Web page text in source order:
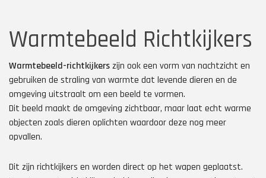
Warmtebeeld Richtkijkers
Warmtebeeld-richtkijkerszijn ook een vorm van nachtzicht en
gebruiken de straling van warmte dat levende dieren en de
omgeving uitstraalt om een beeld te vormen.
Dit beeld maakt de omgeving zichtbaar, maar laat echt warme
objecten zoals dieren oplichten waardoor deze nog meer
opvallen.
Dit zijn richtkijkers en worden direct op het wapen geplaatst.